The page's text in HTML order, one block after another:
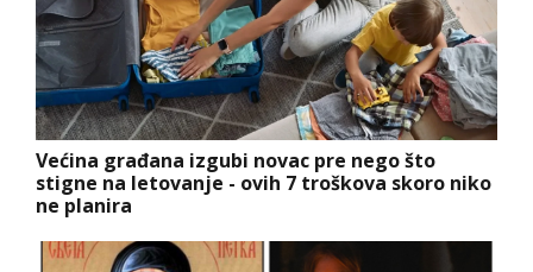
Većina građana izgubi novac pre nego što
stigne na letovanje - ovih 7 troškova skoro niko
ne planira